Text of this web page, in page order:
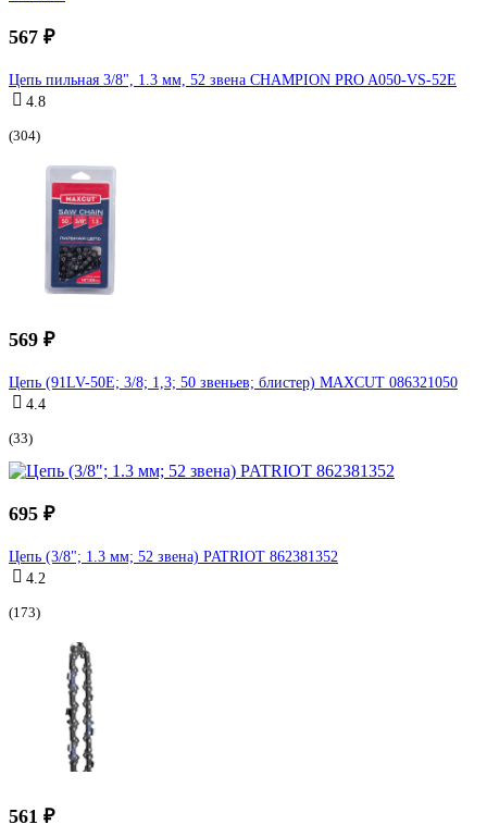
567 ₽
Цепь пильная 3/8", 1.3 мм, 52 звена CHAMPION PRO A050-VS-52E
4.8
(304)
569 ₽
Цепь (91LV-50E; 3/8; 1,3; 50 звеньев; блистер) MAXCUT 086321050
4.4
(33)
695 ₽
Цепь (3/8"; 1.3 мм; 52 звена) PATRIOT 862381352
4.2
(173)
561 ₽